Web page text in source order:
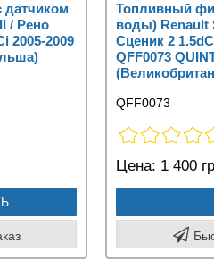
/ Рено
2005-2009
Топливный
воды) Renault
Сценик 2
QFF0073
QFF0073
Цена: 1 400